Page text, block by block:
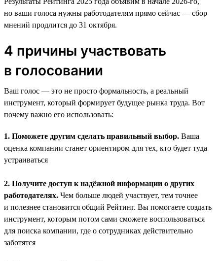
но ваши голоса нужны работодателям прямо сейчас — сбор
мнений продлится до 31 октября.
4 причины участвовать
в голосовании
Ваш голос — это не просто формальность, а реальный
инструмент, который формирует будущее рынка труда. Вот
почему важно его использовать:
1. Поможете другим сделать правильный выбор. Ваша
оценка компании станет ориентиром для тех, кто будет туда
устраиваться
2. Получите доступ к надёжной информации о других
работодателях. Чем больше людей участвует, тем точнее
и полезнее становится общий Рейтинг. Вы помогаете создать
инструмент, которым потом сами сможете воспользоваться
для поиска компании, где о сотрудниках действительно
заботятся